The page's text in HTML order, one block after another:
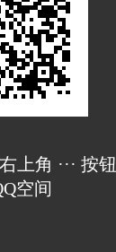
上角 ··· 按钮
空间